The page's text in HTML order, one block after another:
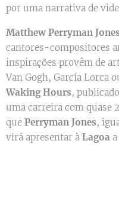
por uma narrativa de
Matthew Perryman
cantores-compositores
inspirações provêm de
Van Gogh, García Lorca
Waking Hours,
uma carreira com quase
que Perryman Jones,
virá apresentar à Lagoa a